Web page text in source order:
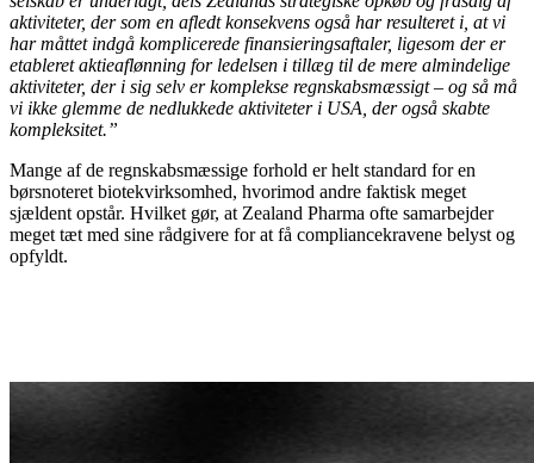
aktiviteter, der som en afledt konsekvens også har resulteret i, at vi
har måttet indgå komplicerede finansieringsaftaler, ligesom der er
etableret aktieaflønning for ledelsen i tillæg til de mere almindelige
aktiviteter, der i sig selv er komplekse regnskabsmæssigt – og så må
vi ikke glemme de nedlukkede aktiviteter i USA, der også skabte
kompleksitet.”
Mange af de regnskabsmæssige forhold er helt standard for en
børsnoteret biotekvirksomhed, hvorimod andre faktisk meget
sjældent opstår. Hvilket gør, at Zealand Pharma ofte samarbejder
meget tæt med sine rådgivere for at få compliancekravene belyst og
opfyldt.